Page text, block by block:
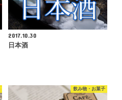
2017.10.30
日本酒
飲み物・お菓子